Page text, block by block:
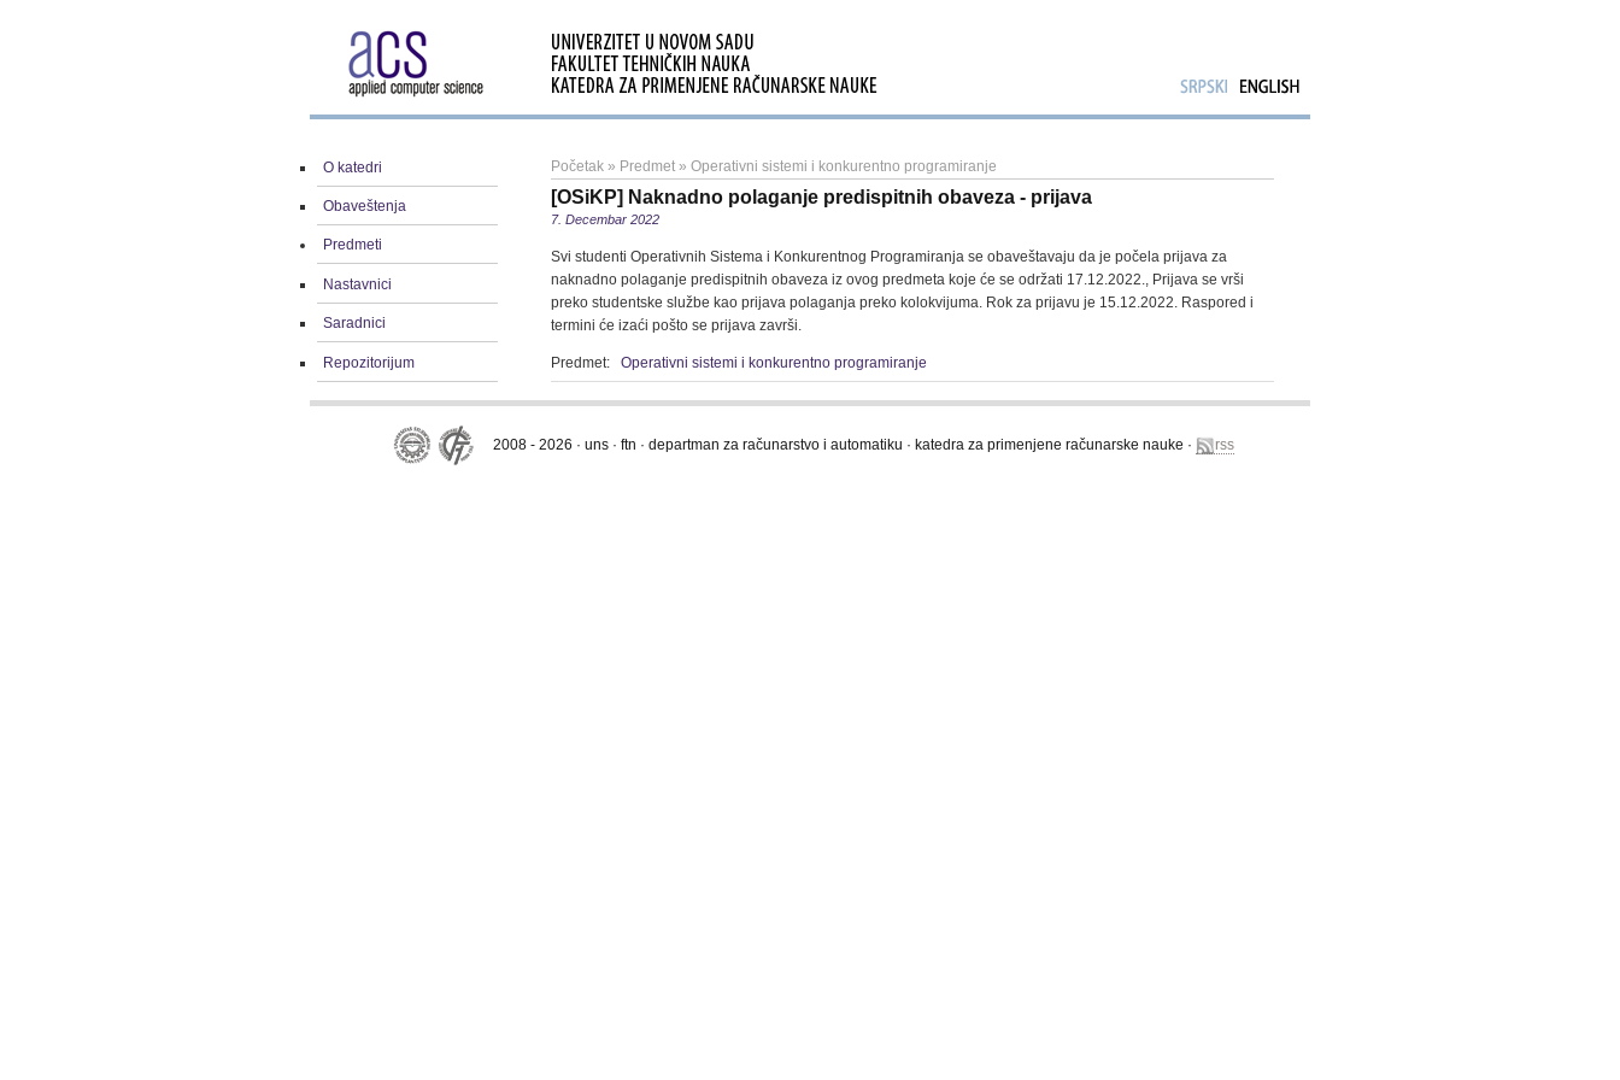
O katedri
Obaveštenja
Predmeti
Nastavnici
Saradnici
Repozitorijum
Početak » Predmet » Operativni sistemi i konkurentno programiranje
[OSiKP] Naknadno polaganje predispitnih obaveza - prijava
7. Decembar 2022
Svi studenti Operativnih Sistema i Konkurentnog Programiranja se obaveštavaju da je počela prijava za
naknadno polaganje predispitnih obaveza iz ovog predmeta koje će se održati 17.12.2022., Prijava se vrši
preko studentske službe kao prijava polaganja preko kolokvijuma. Rok za prijavu je 15.12.2022. Raspored i
termini će izaći pošto se prijava završi.
Predmet: Operativni sistemi i konkurentno programiranje
2008 - 2026 · uns · ftn · departman za računarstvo i automatiku · katedra za primenjene računarske nauke · rss